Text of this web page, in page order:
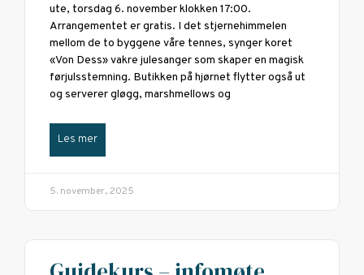
ute, torsdag 6. november klokken 17:00.
Arrangementet er gratis. I det stjernehimmelen
mellom de to byggene våre tennes, synger koret
«Von Dess» vakre julesanger som skaper en magisk
førjulsstemning. Butikken på hjørnet flytter også ut
og serverer gløgg, marshmellows og
Les mer
5. november, 2025